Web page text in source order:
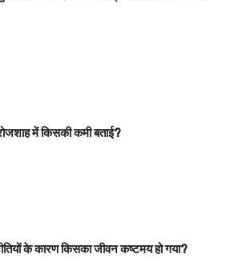
में किसकी कमी बताई?
के कारण किसका जीवन कष्टमय हो गया?